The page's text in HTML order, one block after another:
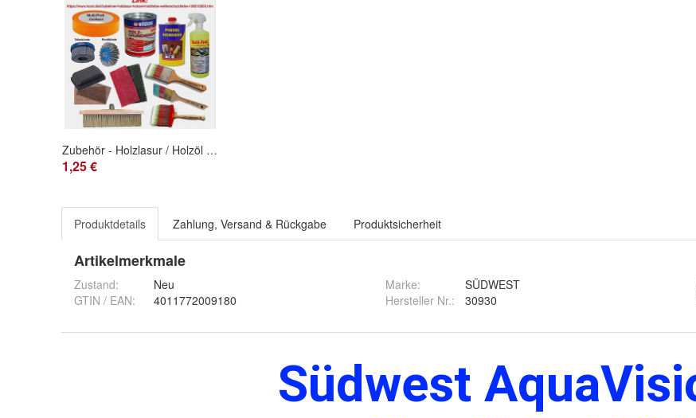
Zubehör - Holzlasur / Holzöl / Holzfarbe / Lack
1,25 €
Produktdetails Zahlung, Versand & Rückgabe Produktsicherheit
Artikelmerkmale
Zustand:
Neu
GTIN / EAN:
4011772009180
Marke:
SÜDWEST
Hersteller Nr.:
30930